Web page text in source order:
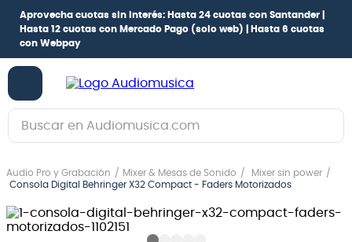
Aprovecha cuotas sin interés: Hasta 24 cuotas con Santander |
Hasta 12 cuotas con Mercado Pago (solo web) |
Hasta 6 cuotas
con Webpay
Buscar en Audiomusica.com
Audio Pro y Grabación Mixer & Mesas de Sonido
Mixer sin power
Consola Digital Behringer X32 Compact - Faders Motorizados
1.
guitarra electrica
2.
bajo
guitarra electroacústica